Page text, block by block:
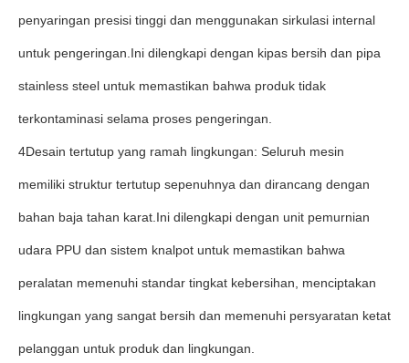
penyaringan presisi tinggi dan menggunakan sirkulasi internal
untuk pengeringan.Ini dilengkapi dengan kipas bersih dan pipa
stainless steel untuk memastikan bahwa produk tidak
terkontaminasi selama proses pengeringan.
4Desain tertutup yang ramah lingkungan: Seluruh mesin
memiliki struktur tertutup sepenuhnya dan dirancang dengan
bahan baja tahan karat.Ini dilengkapi dengan unit pemurnian
udara PPU dan sistem knalpot untuk memastikan bahwa
peralatan memenuhi standar tingkat kebersihan, menciptakan
lingkungan yang sangat bersih dan memenuhi persyaratan ketat
pelanggan untuk produk dan lingkungan.